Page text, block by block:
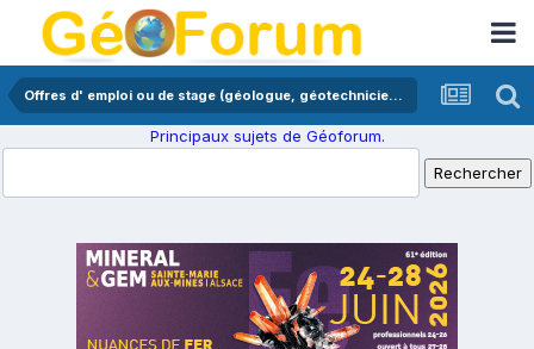
Offres d' emploi ou de stage (géologue, géotechnicien,...)
Principaux sujets de Géoforum.